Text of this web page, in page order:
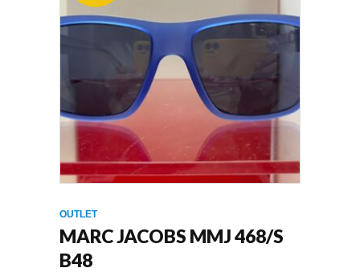
OUTLET
MARC JACOBS MMJ 468/S
B48